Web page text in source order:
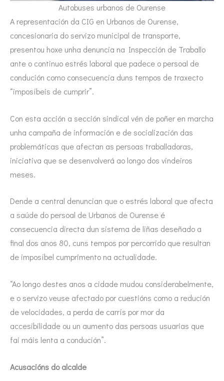
Autobuses urbanos de Ourense
A representación da CIG en Urbanos de Ourense,
concesionaria do servizo municipal de transporte,
presentou hoxe unha denuncia na Inspección de Traballo
ante o continuo estrés laboral que padece o persoal de
condución como consecuencia duns tempos de traxecto
“imposíbeis de cumprir”.
Con esta acción a sección sindical vén de poñer en marcha
unha campaña de información e de socialización das
problemáticas que afectan as persoas traballadoras,
iniciativa que se desenvolverá ao longo dos vindeiros
meses.
Dende a central denuncian que o estrés laboral que afecta
a saúde do persoal de Urbanos de Ourense é
consecuencia directa dun sistema de liñas deseñado a
final dos anos 80, cuns tempos por percorrido que resultan
de imposíbel cumprimento na actualidade.
“Ao longo destes anos a cidade mudou considerabelmente,
e o servizo veuse afectado por cuestións como a redución
de velocidades, a perda de carrís por mor da
accesibilidade ou un aumento das persoas usuarias que
fai máis lenta a condución”.
Acusacións do alcalde